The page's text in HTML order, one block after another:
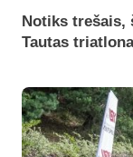
Notiks trešais,
Tautas